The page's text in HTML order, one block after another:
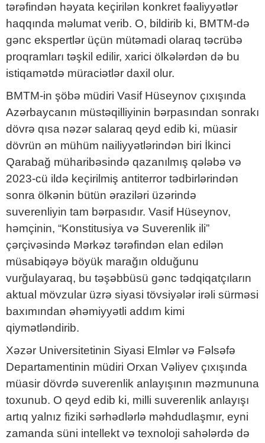
tərəfindən həyata keçirilən konkret fəaliyyətlər
haqqında məlumat verib. O, bildirib ki, BMTM-də
gənc ekspertlər üçün mütəmadi olaraq təcrübə
proqramları təşkil edilir, xarici ölkələrdən də bu
istiqamətdə müraciətlər daxil olur.
BMTM-in şöbə müdiri Vasif Hüseynov çıxışında
Azərbaycanın müstəqilliyinin bərpasından sonrakı
dövrə qısa nəzər salaraq qeyd edib ki, müasir
dövrün ən mühüm nailiyyətlərindən biri İkinci
Qarabağ müharibəsində qazanılmış qələbə və
2023-cü ildə keçirilmiş antiterror tədbirlərindən
sonra ölkənin bütün əraziləri üzərində
suverenliyin tam bərpasıdır. Vasif Hüseynov,
həmçinin, “Konstitusiya və Suverenlik ili”
çərçivəsində Mərkəz tərəfindən elan edilən
müsabiqəyə böyük marağın olduğunu
vurğulayaraq, bu təşəbbüsü gənc tədqiqatçıların
aktual mövzular üzrə siyasi tövsiyələr irəli sürməsi
baxımından əhəmiyyətli addım kimi
qiymətləndirib.
Xəzər Universitetinin Siyasi Elmlər və Fəlsəfə
Departamentinin müdiri Orxan Vəliyev çıxışında
müasir dövrdə suverenlik anlayışının məzmununa
toxunub. O qeyd edib ki, milli suverenlik anlayışı
artıq yalnız fiziki sərhədlərlə məhdudlaşmır, eyni
zamanda süni intellekt və texnoloji sahələrdə də